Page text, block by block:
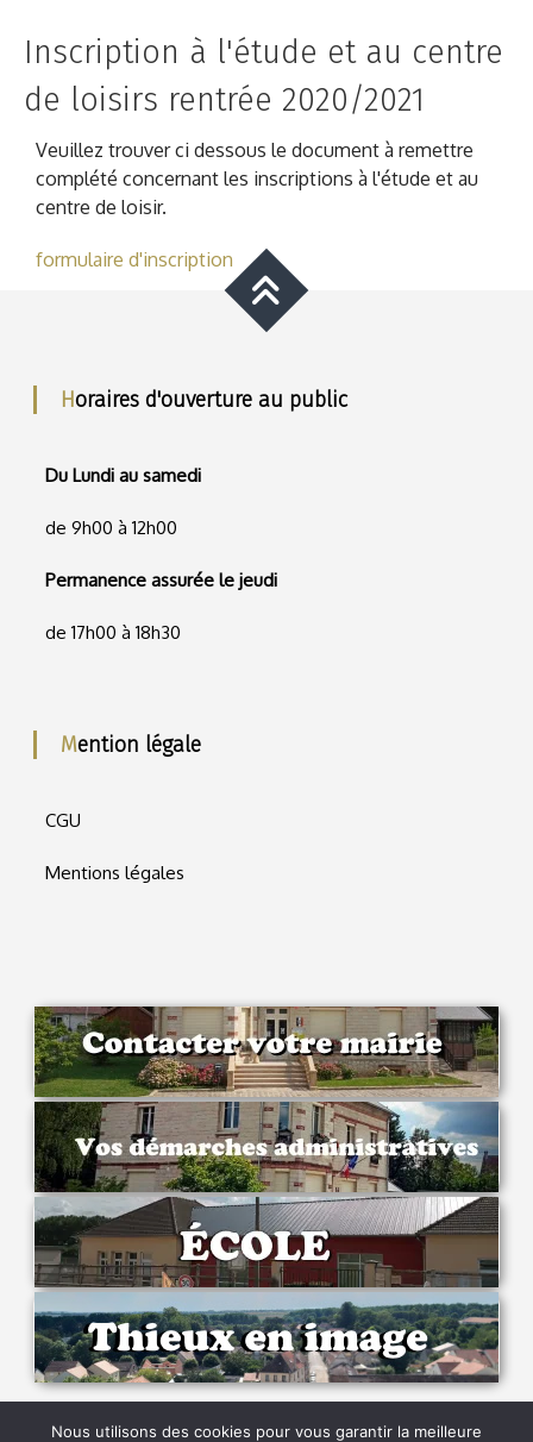
Inscription à l'étude et au centre
de loisirs rentrée 2020/2021
Veuillez trouver ci dessous le document à remettre
complété concernant les inscriptions à l'étude et au
centre de loisir.
formulaire d'inscription
Horaires d'ouverture au public
Du Lundi au samedi
de 9h00 à 12h00
Permanence assurée le jeudi
de 17h00 à 18h30
Mention légale
CGU
Mentions légales
Nous utilisons des cookies pour vous garantir la meilleure